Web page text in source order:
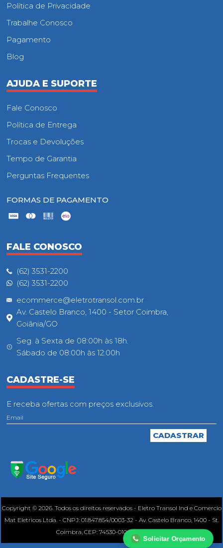
Política de Privacidade
Trabalhe Conosco
Pagamento
Blog
AJUDA E SUPORTE
Fale Conosco
Política de Entrega
Trocas e Devoluções
Tempo de Garantia
Perguntas Frequentes
FORMAS DE PAGAMENTO
FALE CONOSCO
(62) 3531-2200
(62) 3531-2200
ecommerce@eletrotransol.com.br
Av. Castelo Branco, 1400 - Setor Coimbra,
Goiânia/GO
Seg. à Sexta de 08:00h às 18h.
Sábado de 08:00h às 12:00h
CADASTRE-SE
E receba ofertas com preços exclusivos.
Copyright © 2026. Todos os direitos reservados - Eletro Transol Ind e Comercio
Mat Eletricos Ltda. - CNPJ: 01.847.854/0003-32 - Av. Castelo Branco, 1400 - St.
Coimbra, CEP: 74530-010, Goiânia - GO.
Solicitar Orçamento